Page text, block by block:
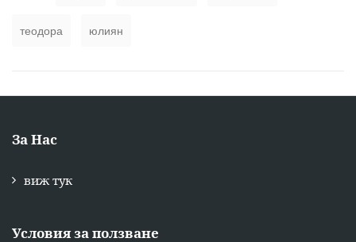
теодора юлиян
За Нас
виж тук
Условия за ползване